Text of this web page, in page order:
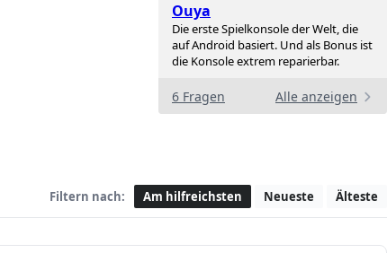
Ouya
Die erste Spielkonsole der Welt, die
auf Android basiert. Und als Bonus ist
die Konsole extrem reparierbar.
6 Fragen Alle anzeigen
Filtern nach: Am hilfreichsten Neueste Älteste